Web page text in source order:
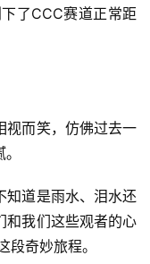
了CCC赛道正常距
而笑，仿佛过去一